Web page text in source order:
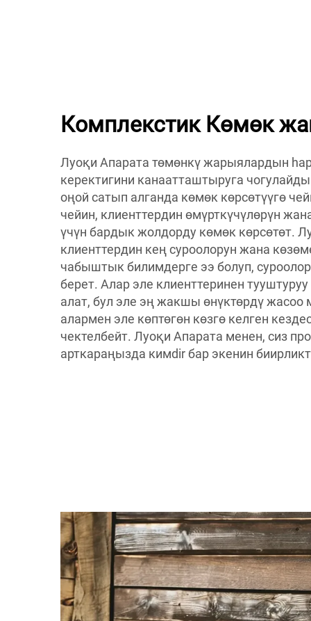
Комплекстик Көмөк
Луоқи Апарата төмөнкү жарыялардын
керектигини канаатташтыруга
оңой сатып алганда көмөк көрсөтүүгө
чейин, клиенттердин өмүрткүчүлөрүн
үчүн бардык жолдорду көмөк көрсөтөт.
клиенттердин кең суроолорун жана
чабыштык билимдерге ээ болуп,
берет. Алар эле клиенттеринен
алат, бул эле эң жакшы өнүктөрдү жасоо
алармен эле көптөгөн көзгө келген
чектелбейт. Луоқи Апарата менен, сиз
арткараңызда кимdir бар экенин